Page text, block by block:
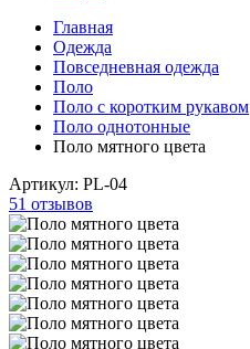
Главная
Одежда
Повседневная одежда
Поло
Поло с коротким рукавом
Поло однотонные
Поло мятного цвета
Артикул: PL-04
51 отзывов